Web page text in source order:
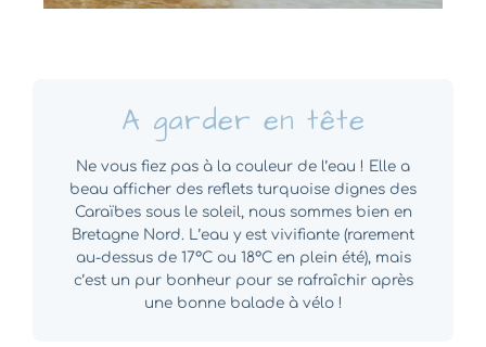
A garder en tête
Ne vous fiez pas à la couleur de l’eau ! Elle a
beau afficher des reflets turquoise dignes des
Caraïbes sous le soleil, nous sommes bien en
Bretagne Nord. L’eau y est vivifiante (rarement
au-dessus de 17°C ou 18°C en plein été), mais
c’est un pur bonheur pour se rafraîchir après
une bonne balade à vélo !